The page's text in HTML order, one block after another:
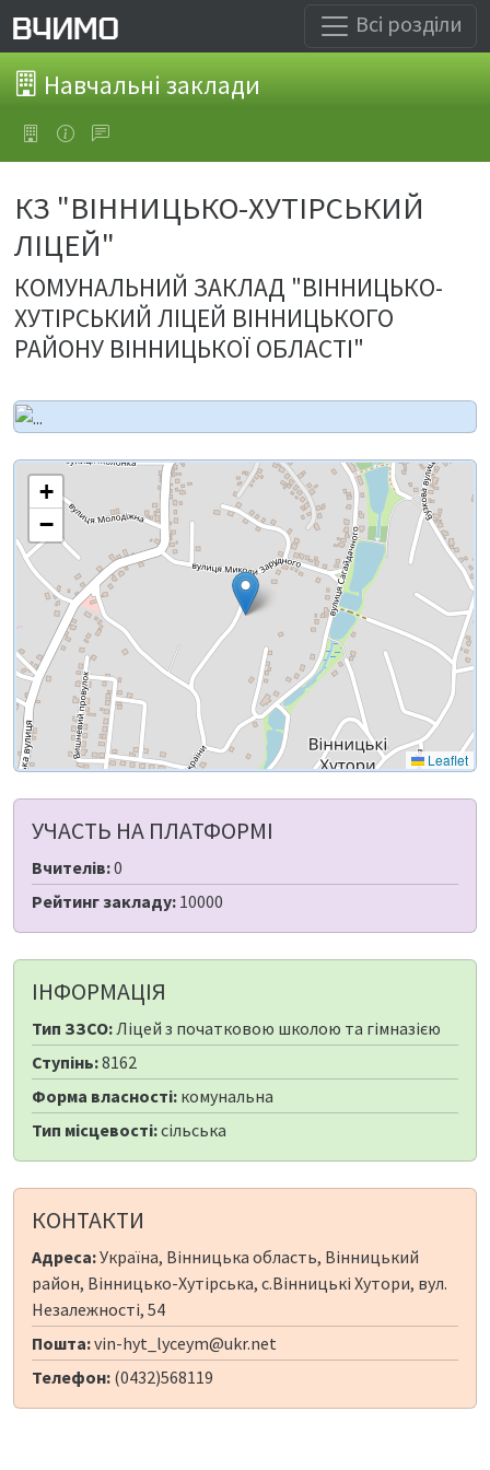
Всі розділи
Навчальні заклади
КЗ "ВІННИЦЬКО-ХУТІРСЬКИЙ
ЛІЦЕЙ"
КОМУНАЛЬНИЙ ЗАКЛАД "ВІННИЦЬКО-
ХУТІРСЬКИЙ ЛІЦЕЙ ВІННИЦЬКОГО
РАЙОНУ ВІННИЦЬКОЇ ОБЛАСТІ"
+
−
Leaflet
УЧАСТЬ НА ПЛАТФОРМІ
Вчителів:0
Рейтинг закладу: 10000
ІНФОРМАЦІЯ
Тип ЗЗСО:Ліцей з початковою школою та гімназією
Ступінь:8162
Форма власності: комунальна
Тип місцевості:сільська
КОНТАКТИ
Адреса:Україна, Вінницька область, Вінницький
район, Вінницько-Хутірська, с.Вінницькі Хутори, вул.
Незалежності, 54
Пошта:vin-hyt_lyceym@ukr.net
Телефон: (0432)568119